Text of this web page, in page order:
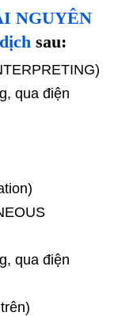
NGUYÊN
sau:
qua điện
qua điện